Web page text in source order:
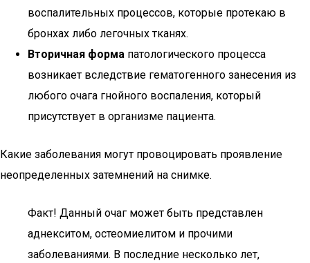
воспалительных процессов, которые протекаю в
бронхах либо легочных тканях.
Вторичная форма патологического процесса
возникает вследствие гематогенного занесения из
любого очага гнойного воспаления, который
присутствует в организме пациента.
Какие заболевания могут провоцировать проявление
неопределенных затемнений на снимке.
Факт! Данный очаг может быть представлен
аднекситом, остеомиелитом и прочими
заболеваниями. В последние несколько лет,